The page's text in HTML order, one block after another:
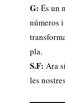
G: És un
números
pla.
S.F: Ara
les